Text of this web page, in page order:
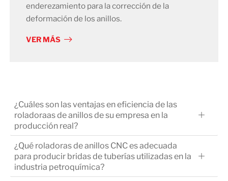
enderezamiento para la corrección de la
deformación de los anillos.
VER MÁS
¿Cuáles son las ventajas en eficiencia de las
roladoraas de anillos de su empresa en la
producción real?
¿Qué roladoras de anillos CNC es adecuada
para producir bridas de tuberías utilizadas en la
industria petroquímica?